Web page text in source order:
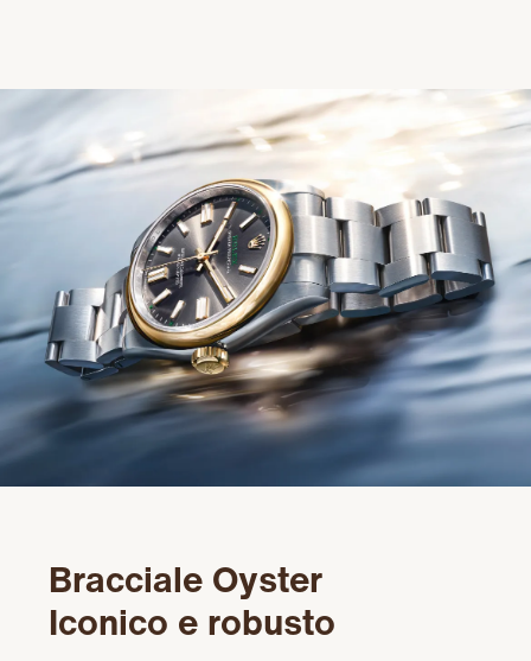
Bracciale Oyster
Iconico e robusto